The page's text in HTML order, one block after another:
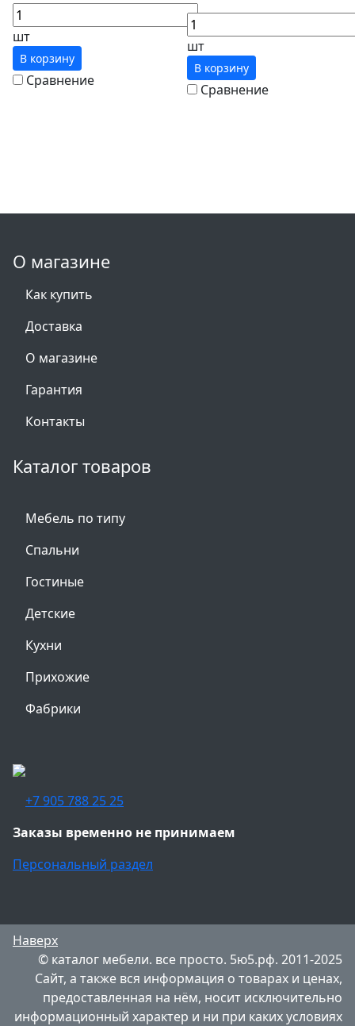
шт
В корзину
Сравнение
шт
В корзину
Сравнение
О магазине
Как купить
Доставка
О магазине
Гарантия
Контакты
Каталог товаров
Мебель по типу
Спальни
Гостиные
Детские
Кухни
Прихожие
Фабрики
+7 905 788 25 25
Заказы временно не принимаем
Персональный раздел
Наверх
© каталог мебели. все просто. 5ю5.рф. 2011-2025
Сайт, а также вся информация о товарах и ценах,
предоставленная на нём, носит исключительно
информационный характер и ни при каких условиях